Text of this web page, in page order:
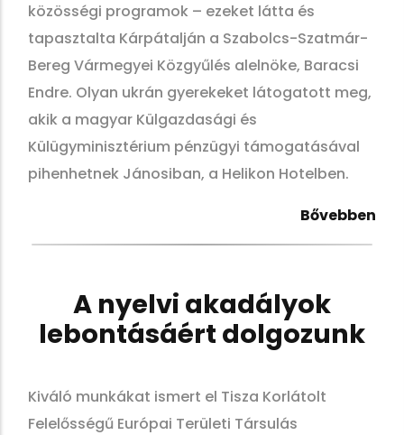
közösségi programok – ezeket látta és
tapasztalta Kárpátalján a Szabolcs-Szatmár-
Bereg Vármegyei Közgyűlés alelnöke, Baracsi
Endre. Olyan ukrán gyerekeket látogatott meg,
akik a magyar Külgazdasági és
Külügyminisztérium pénzügyi támogatásával
pihenhetnek Jánosiban, a Helikon Hotelben.
Bővebben
A nyelvi akadályok
lebontásáért dolgozunk
Kiváló munkákat ismert el Tisza Korlátolt
Felelősségű Európai Területi Társulás